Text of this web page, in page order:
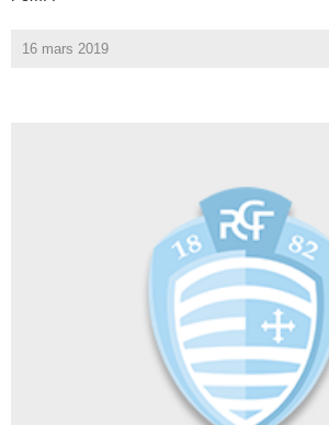
16 mars 2019